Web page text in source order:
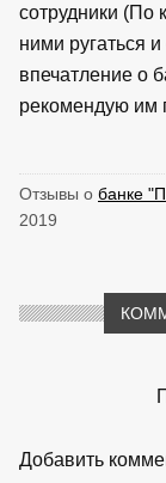
сотрудники (По
ними ругаться
впечатление о
рекомендую им
Отзывы о банке
2019
Добавить